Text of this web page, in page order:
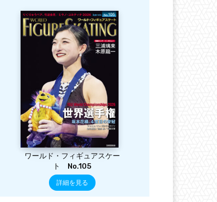
ワールド・フィギュアスケー
ト No.105
詳細を見る